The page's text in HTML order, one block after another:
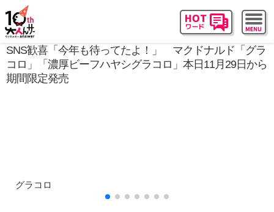
SNS歓喜「今年も待ってたよ！」 マクドナルド「グラ
コロ」「濃厚ビーフハヤシグラコロ」本日11月29日から
期間限定発売
グラコロ